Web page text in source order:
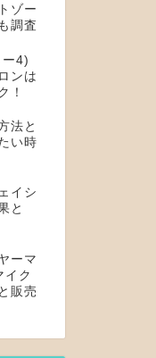
ゾー
調査
ー4)
ンは
！
法と
い時
イシ
と
ーマ
イク
販売